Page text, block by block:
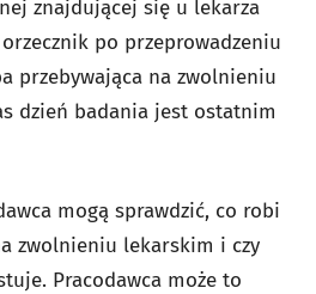
znajdującej się u lekarza
po przeprowadzeniu
przebywająca na zwolnieniu
dzień badania jest ostatnim
mogą sprawdzić, co robi
zwolnieniu lekarskim i czy
Pracodawca może to